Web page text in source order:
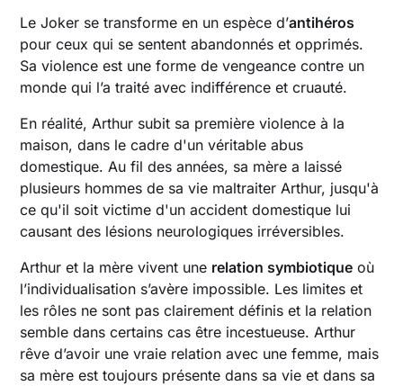
Le Joker se transforme en un espèce d’antihéros
pour ceux qui se sentent abandonnés et opprimés.
Sa violence est une forme de vengeance contre un
monde qui l’a traité avec indifférence et cruauté.
En réalité, Arthur subit sa première violence à la
maison, dans le cadre d'un véritable abus
domestique. Au fil des années, sa mère a laissé
plusieurs hommes de sa vie maltraiter Arthur, jusqu'à
ce qu'il soit victime d'un accident domestique lui
causant des lésions neurologiques irréversibles.
Arthur et la mère vivent une relation symbiotique où
l’individualisation s’avère impossible. Les limites et
les rôles ne sont pas clairement définis et la relation
semble dans certains cas être incestueuse. Arthur
rêve d’avoir une vraie relation avec une femme, mais
sa mère est toujours présente dans sa vie et dans sa